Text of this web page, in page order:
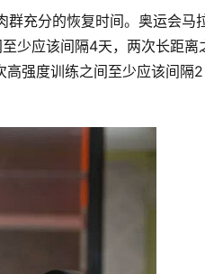
群充分的恢复时间。奥运会马
少应该间隔4天，两次长距离
强度训练之间至少应该间隔2